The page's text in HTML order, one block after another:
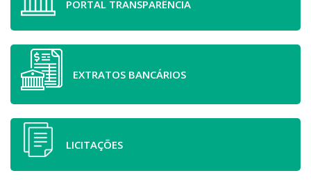
PORTAL TRANSPARÊNCIA
EXTRATOS BANCÁRIOS
LICITAÇÕES